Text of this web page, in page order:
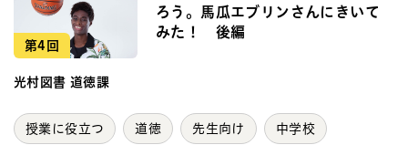
第4回
ろう。馬瓜エブリンさんにきいて
みた！ 後編
光村図書 道徳課
授業に役立つ 道徳 先生向け 中学校